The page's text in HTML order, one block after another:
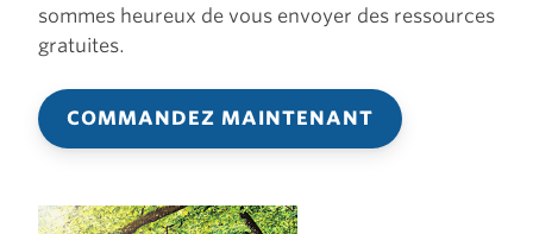
sommes heureux de vous envoyer des ressources
gratuites.
COMMANDEZ MAINTENANT